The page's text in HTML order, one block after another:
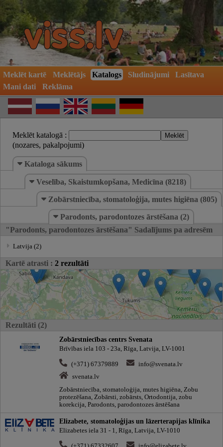
Meklēt kartē Meklētājs Katalogs Sludinājumi
Lasītava
Mani dati
Reklāma
Meklēt katalogā :
(nozares, pakalpojumi)
Kataloga sākums
Veselība, Skaistumkopšana, Medicīna (8218)
Zobārstniecība, stomatoloģija, mutes higiēna (805)
Parodonts, parodontozes ārstēšana (2)
"Parodonts, parodontozes ārstēšana" Sadalījums pa adresēm
Latvija (2)
Kartē atrasti : 2 rezultāti
Rezultāti (2)
Zobārstniecības centrs Svenata
Brīvības iela 103 - 23a, Rīga, Latvija, LV-1001
(+371) 67379889
info@svenata.lv
svenata.lv
Zobārstniecība, stomatoloģija, mutes higiēna, Zobu
protezēšana, Zobārsti, zobārsts, Ortodontija, zobu
korekcija, Parodonts, parodontozes ārstēšana
Elizabete, stomatoloģijas un lāzerterapijas klīnika
Elizabetes iela 31 - 1, Rīga, Latvija, LV-1010